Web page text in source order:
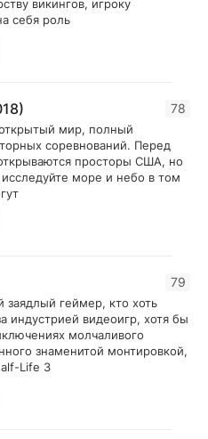
викингов, игроку
себя роль
78
мир, полный
соревнований. Перед
просторы США, но
море и небо в том
79
геймер, кто хоть
индустрией видеоигр, хотя бы
молчаливого
знаменитой монтировкой,
Life 3